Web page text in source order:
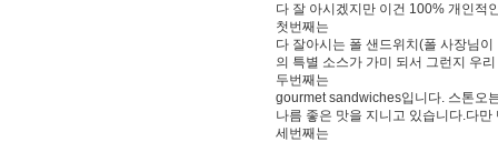
다 잘 아시겠지만 이건 100% 개인적
첫번째는
다 잘아시는 폴 샌드위치(폴 사장님
의 특별 소스가 가미 되서 그런지 우
두번째는
gourmet sandwiches입니다. 스톤오
나름 좋은 맛을 지니고 있습니다.다
세번째는